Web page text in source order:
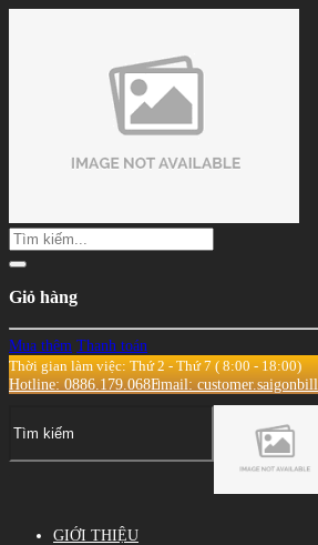
Giỏ hàng
Mua thêm Thanh toán
Thời gian làm việc: Thứ 2 - Thứ 7 ( 8:00 - 18:00)
Hotline: 0886.179.068Email:
GIỚI THIỆU